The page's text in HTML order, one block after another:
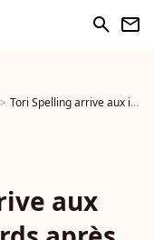
search newsletter
Tori Spelling arrive aux iHeartRadio Awards après avoir annoncé qu'elle avait demandé le divorce de son ex-mari Dean McDermott. Los Angeles, CA, USA le 1er avril 2024. Photo by Wil Roberts/Splash News/ABACAPRESS.COM - Photo
aux